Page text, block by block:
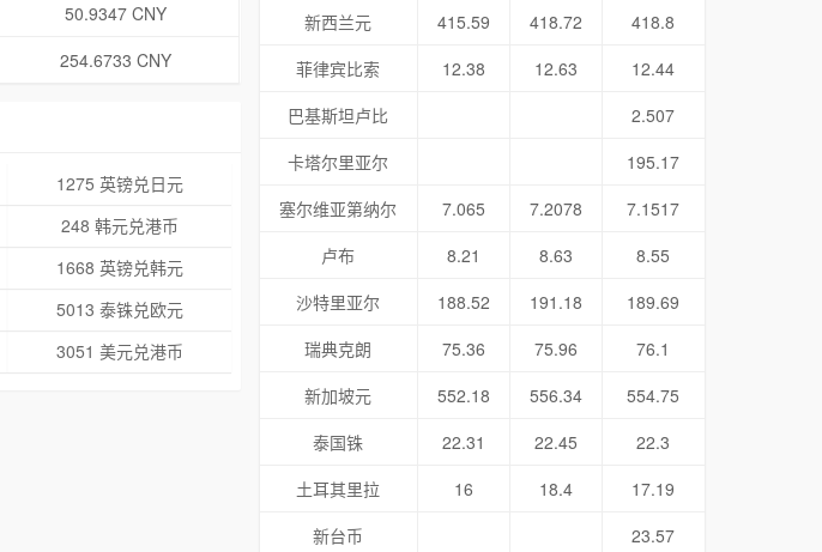
50.9347 CNY
254.6733 CNY
1275 英镑兑日元
248 韩元兑港币
1668 英镑兑韩元
5013 泰铢兑欧元
3051 美元兑港币
新西兰元
415.59 418.72
418.8
菲律宾比索
12.38 12.63
12.44
巴基斯坦卢比
2.507
卡塔尔里亚尔
195.17
塞尔维亚第纳尔
7.065 7.2078
7.1517
卢布
8.21 8.63
8.55
沙特里亚尔
188.52 191.18
189.69
瑞典克朗
75.36 75.96
76.1
新加坡元
552.18 556.34
554.75
泰国铢
22.31 22.45
22.3
土耳其里拉
16 18.4
17.19
新台币
23.57